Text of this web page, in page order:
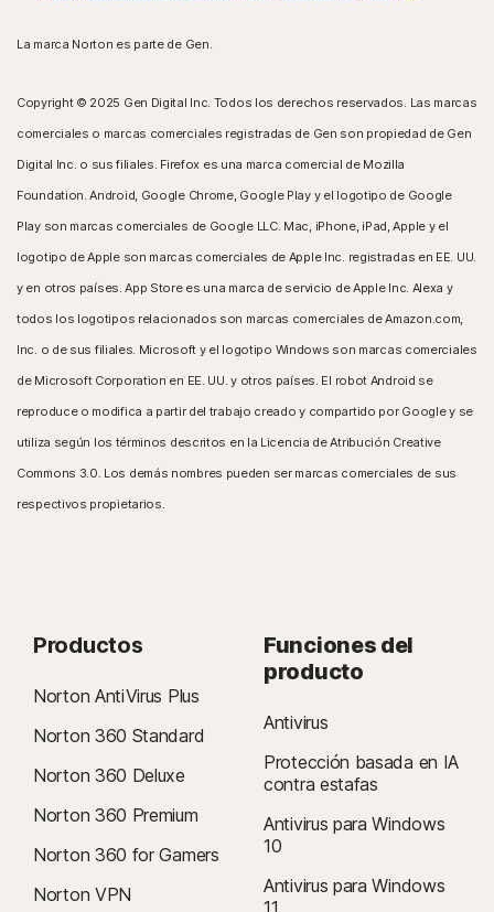
La marca Norton es parte de Gen.
Copyright © 2025 Gen Digital Inc. Todos los derechos reservados. Las marcas
comerciales o marcas comerciales registradas de Gen son propiedad de Gen
Digital Inc. o sus filiales. Firefox es una marca comercial de Mozilla
Foundation. Android, Google Chrome, Google Play y el logotipo de Google
Play son marcas comerciales de Google LLC. Mac, iPhone, iPad, Apple y el
logotipo de Apple son marcas comerciales de Apple Inc. registradas en EE. UU.
y en otros países. App Store es una marca de servicio de Apple Inc. Alexa y
todos los logotipos relacionados son marcas comerciales de Amazon.com,
Inc. o de sus filiales. Microsoft y el logotipo Windows son marcas comerciales
de Microsoft Corporation en EE. UU. y otros países. El robot Android se
reproduce o modifica a partir del trabajo creado y compartido por Google y se
utiliza según los términos descritos en la Licencia de Atribución Creative
Commons 3.0. Los demás nombres pueden ser marcas comerciales de sus
respectivos propietarios.
Productos
Norton AntiVirus Plus
Norton 360 Standard
Norton 360 Deluxe
Norton 360 Premium
Norton 360 for Gamers
Norton VPN
Funciones del
producto
Antivirus
Protección basada en IA
contra estafas
Antivirus para Windows
10
Antivirus para Windows